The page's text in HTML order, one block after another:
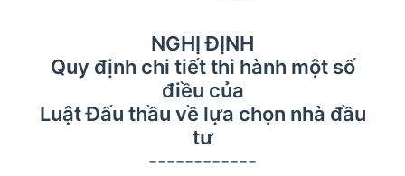
NGHỊ ĐỊNH
Quy định chi tiết thi hành một số
điều của
Luật Đấu thầu về lựa chọn nhà đầu
tư
------------